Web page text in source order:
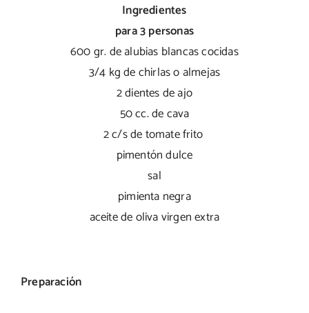
Ingredientes
para 3 personas
600 gr. de alubias blancas cocidas
3/4 kg de chirlas o almejas
2 dientes de ajo
50 cc. de cava
2 c/s de tomate frito
pimentón dulce
sal
pimienta negra
aceite de oliva virgen extra
Preparación